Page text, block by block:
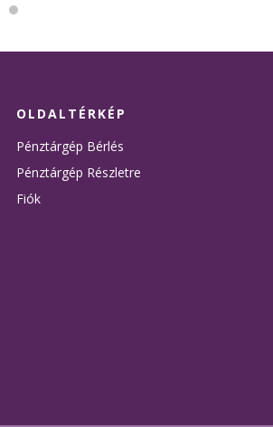
OLDALTÉRKÉP
Pénztárgép Bérlés
Pénztárgép Részletre
Fiók